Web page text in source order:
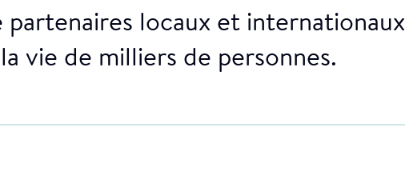
partenaires locaux et internationaux
vie de milliers de personnes.